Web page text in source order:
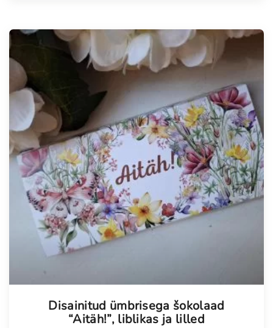
Disainitud ümbrisega šokolaad
“Aitäh!”, liblikas ja lilled